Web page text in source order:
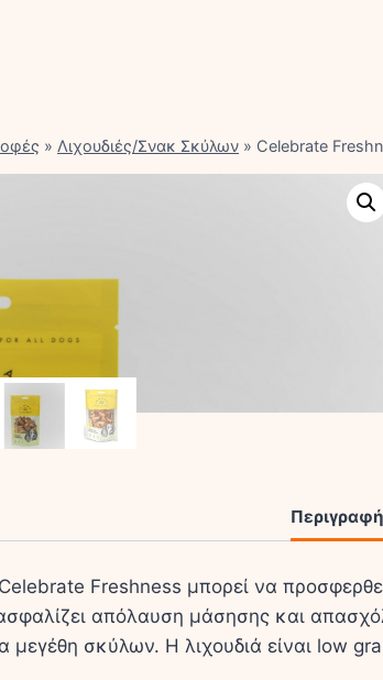
» Λιχουδιές/Σνακ Σκύλων » Celebrate
Περιγραφή
Freshness μπορεί να
από­λαυ­ση μά­ση­σης και
μεγέθη σκύλων. Η λιχουδιά είναι low